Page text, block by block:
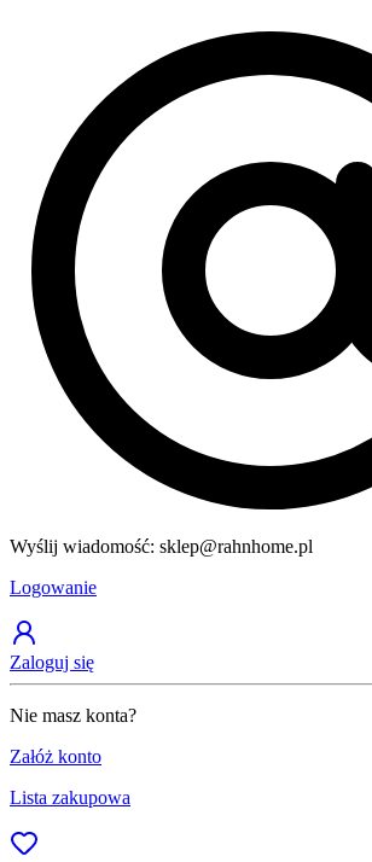
Wyślij wiadomość: sklep@rahnhome.pl
Logowanie
Zaloguj się
Nie masz konta?
Załóż konto
Lista zakupowa